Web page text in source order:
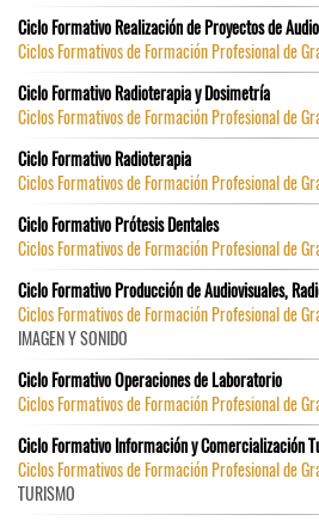
Ciclo Formativo Realización de Proyectos de
Ciclos Formativos de Formación Profesional de
Ciclo Formativo Radioterapia y Dosimetría
Ciclos Formativos de Formación Profesional de
Ciclo Formativo Radioterapia
Ciclos Formativos de Formación Profesional de
Ciclo Formativo Prótesis Dentales
Ciclos Formativos de Formación Profesional de
Ciclo Formativo Producción de Audiovisuales,
Ciclos Formativos de Formación Profesional de
IMAGEN Y SONIDO
Ciclo Formativo Operaciones de Laboratorio
Ciclos Formativos de Formación Profesional de
Ciclo Formativo Información y Comercialización
Ciclos Formativos de Formación Profesional de
TURISMO